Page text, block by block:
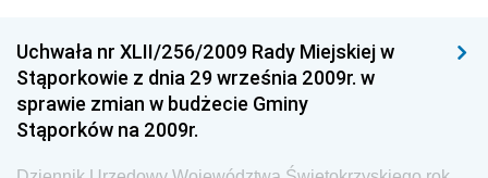
Chemicznego i Lekkiego
Dziennik Urzędowy Ministerstwa Rolnictwa i
Gospodarki Żywnościowej
Społecznej
Uchwała nr XLII/256/2009 Rady Miejskiej w
Stąporkowie z dnia 29 września 2009r. w
sprawie zmian w budżecie Gminy
Stąporków na 2009r.